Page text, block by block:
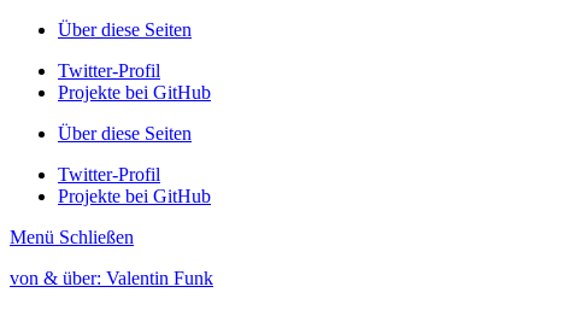
Über diese Seiten
Twitter-Profil
Projekte bei GitHub
Über diese Seiten
Twitter-Profil
Projekte bei GitHub
Menü Schließen
von & über: Valentin Funk